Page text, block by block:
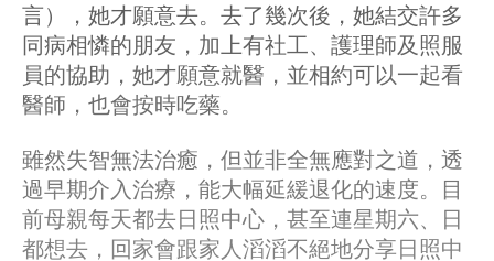
言），她才願意去。去了幾次後，她結交許多
同病相憐的朋友，加上有社工、護理師及照服
員的協助，她才願意就醫，並相約可以一起看
醫師，也會按時吃藥。
雖然失智無法治癒，但並非全無應對之道，透
過早期介入治療，能大幅延緩退化的速度。目
前母親每天都去日照中心，甚至連星期六、日
都想去，回家會跟家人滔滔不絕地分享日照中